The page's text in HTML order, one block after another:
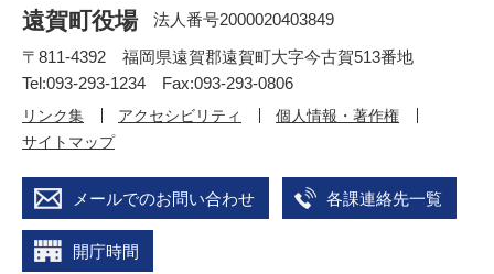
遠賀町役場
法人番号2000020403849
〒811-4392 福岡県遠賀郡遠賀町大字今古賀513番地
Tel:093-293-1234 Fax:093-293-0806
リンク集 アクセシビリティ
個人情報・著作権
サイトマップ
メールでのお問い合わせ 各課連絡先一覧
開庁時間